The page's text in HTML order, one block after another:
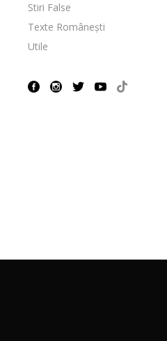
Stiri False
Texte Românești
Utile